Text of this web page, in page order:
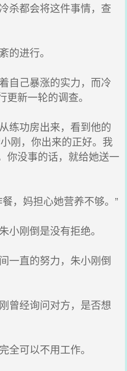
杀都会将这件事情，查
进行。
自己暴涨的实力，而冷
新一轮的调查。
练功房出来，看到他的
刚，你出来的正好。我
你没事的话，就给她送一
，妈担心她营养不够。”
刚倒是没有拒绝。
一直的努力，朱小刚倒
曾经询问对方，是否想
可以不用工作。